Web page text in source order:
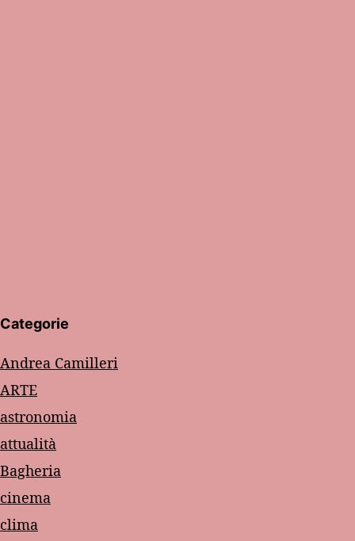
Categorie
Andrea Camilleri
ARTE
astronomia
attualità
Bagheria
cinema
clima